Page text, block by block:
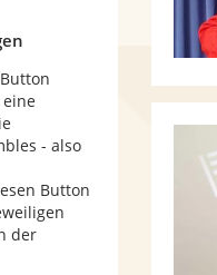
eine
- also
Button
der